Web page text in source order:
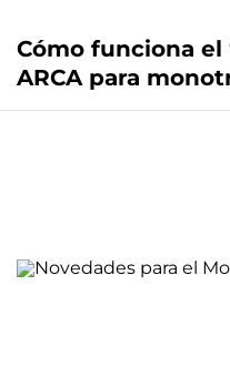
Cómo funciona el
ARCA para